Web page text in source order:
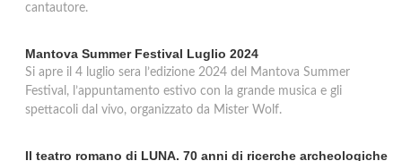
cantautore.
Mantova Summer Festival Luglio 2024
Si apre il 4 luglio sera l’edizione 2024 del Mantova Summer
Festival, l’appuntamento estivo con la grande musica e gli
spettacoli dal vivo, organizzato da Mister Wolf.
Il teatro romano di LUNA. 70 anni di ricerche archeologiche